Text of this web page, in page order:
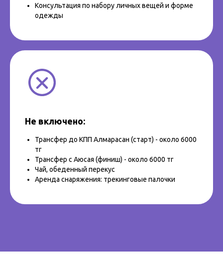
Консультация по набору личных вещей и форме
одежды
Не включено:
Трансфер до КПП Алмарасан (старт) - около 6000
тг
Трансфер с Аюсая (финиш) - около 6000 тг
Чай, обеденный перекус
Аренда снаряжения: трекинговые палочки